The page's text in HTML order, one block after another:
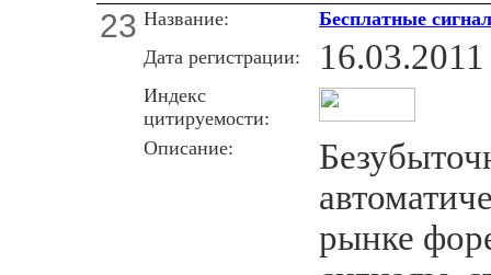
23 Название:
Бесплатные
Дата регистрации:
16.03.2011
Индекс
цитируемости:
Описание:
рынке